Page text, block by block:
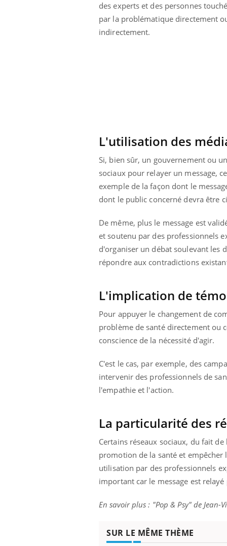
des experts et des personnes
par la problématique directement
indirectement.
L'utilisation des
Si, bien sûr, un gouvernement ou
sociaux pour relayer un message,
exemple de la façon dont le
dont le public concerné devra être
De même, plus le message est
et soutenu par des professionnels
d'organiser un débat soulevant les
répondre aux contradictions
L'implication de
Pour appuyer le changement de
problème de santé directement ou
conscience de la nécessité d'agir.
C'est le cas, par exemple, des
intervenir des professionnels de
l'empathie et l'action.
La particularité des
Certains réseaux sociaux, du fait
promotion de la santé et
utilisation par des professionnels
important car le message est
En savoir plus : "Pop & Psy" de Jean-
SUR LE MÊME THÈME
Chikungunya, dengue,
West Nile : que se passe-
t-il dans le sud de la
France ?